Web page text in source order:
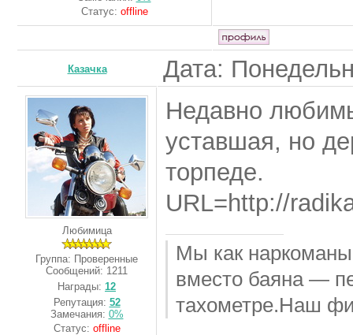
Статус: offline
Казачка Дата:
Любимица
Группа: Проверенные
Сообщений: 1211
Награды: 12
Репутация: 52
Замечания: 0%
Статус: offline
Недавно
уставшая, но
торпеде.
URL=http://
Мы как
вместо баяна —
тахометре.Наш